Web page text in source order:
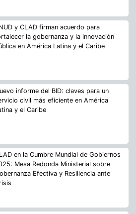
y CLAD firman acuerdo para
la gobernanza y la innovación
en América Latina y el Caribe
informe del BID: claves para un
civil más eficiente en América
y el Caribe
en la Cumbre Mundial de Gobiernos
Mesa Redonda Ministerial sobre
Efectiva y Resiliencia ante